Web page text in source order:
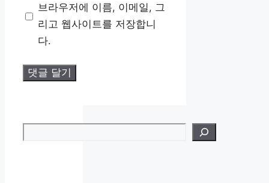
트
브라우저에 이름, 이메일, 그
리고 웹사이트를 저장합니
다.